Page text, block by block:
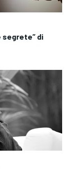
segrete” di